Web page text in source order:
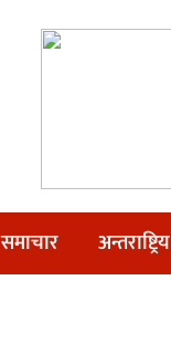
समाचार अन्तराष्ट्रिय